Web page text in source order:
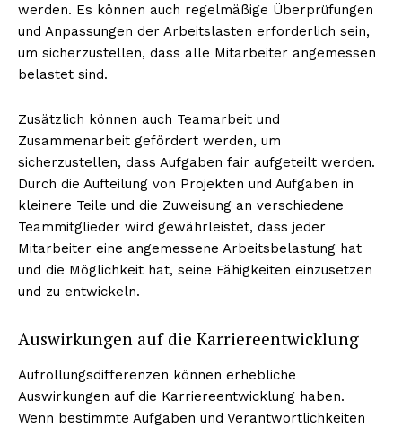
werden. Es können auch regelmäßige Überprüfungen
und Anpassungen der Arbeitslasten erforderlich sein,
um sicherzustellen, dass alle Mitarbeiter angemessen
belastet sind.
Zusätzlich können auch Teamarbeit und
Zusammenarbeit gefördert werden, um
sicherzustellen, dass Aufgaben fair aufgeteilt werden.
Durch die Aufteilung von Projekten und Aufgaben in
kleinere Teile und die Zuweisung an verschiedene
Teammitglieder wird gewährleistet, dass jeder
Mitarbeiter eine angemessene Arbeitsbelastung hat
und die Möglichkeit hat, seine Fähigkeiten einzusetzen
und zu entwickeln.
Auswirkungen auf die Karriereentwicklung
Aufrollungsdifferenzen können erhebliche
Auswirkungen auf die Karriereentwicklung haben.
Wenn bestimmte Aufgaben und Verantwortlichkeiten